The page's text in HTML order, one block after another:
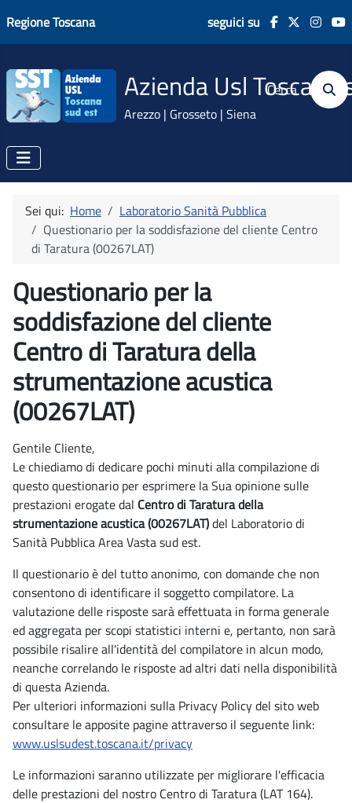
Regione Toscana seguici su
Azienda Usl Toscana
Arezzo | Grosseto | Siena
Cerca
Sei qui: Home
Laboratorio Sanità Pubblica
Questionario per la soddisfazione del cliente Centro
di Taratura (00267LAT)
Questionario per la
soddisfazione del cliente
Centro di Taratura della
strumentazione acustica
(00267LAT)
Gentile Cliente,
Le chiediamo di dedicare pochi minuti alla compilazione di
questo questionario per esprimere la Sua opinione sulle
prestazioni erogate dal Centro di Taratura della
strumentazione acustica (00267LAT)del Laboratorio di
Sanità Pubblica Area Vasta sud est.
Il questionario è del tutto anonimo, con domande che non
consentono di identificare il soggetto compilatore. La
valutazione delle risposte sarà effettuata in forma generale
ed aggregata per scopi statistici interni e, pertanto, non sarà
possibile risalire all'identità del compilatore in alcun modo,
neanche correlando le risposte ad altri dati nella disponibilità
di questa Azienda.
Per ulteriori informazioni sulla Privacy Policy del sito web
consultare le apposite pagine attraverso il seguente link:
www.uslsudest.toscana.it/privacy
Le informazioni saranno utilizzate per migliorare l'efficacia
delle prestazioni del nostro Centro di Taratura (LAT 164).